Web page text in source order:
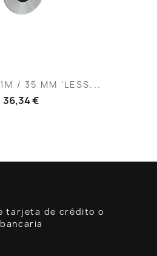
/ 35 MM 'LESS...
36,34 €
tarjeta de crédito o